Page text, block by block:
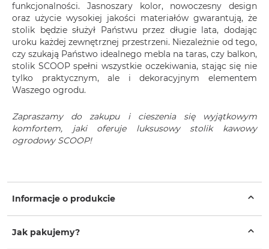
funkcjonalności. Jasnoszary kolor, nowoczesny design
oraz użycie wysokiej jakości materiałów gwarantują, że
stolik będzie służył Państwu przez długie lata, dodając
uroku każdej zewnętrznej przestrzeni. Niezależnie od tego,
czy szukają Państwo idealnego mebla na taras, czy balkon,
stolik SCOOP spełni wszystkie oczekiwania, stając się nie
tylko praktycznym, ale i dekoracyjnym elementem
Waszego ogrodu.
Zapraszamy do zakupu i cieszenia się wyjątkowym
komfortem, jaki oferuje luksusowy stolik kawowy
ogrodowy SCOOP!
Informacje o produkcie
Jak pakujemy?